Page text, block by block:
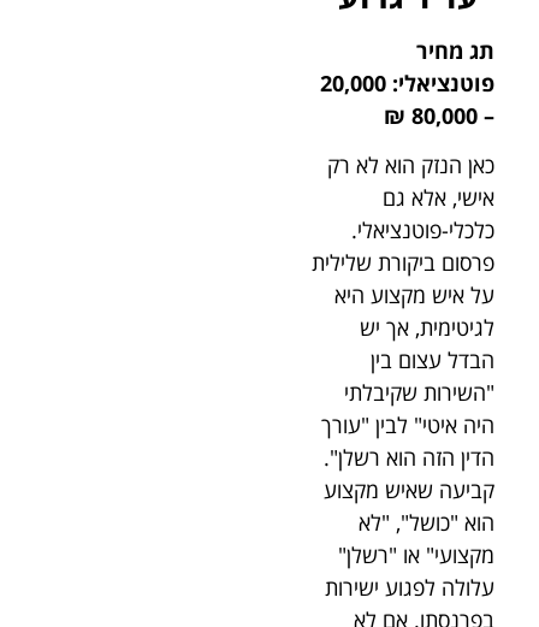
תג מחיר
פוטנציאלי: 20,000
– 80,000 ₪
כאן הנזק הוא לא רק
אישי, אלא גם
כלכלי-פוטנציאלי.
פרסום ביקורת שלילית
על איש מקצוע היא
לגיטימית, אך יש
הבדל עצום בין
"השירות שקיבלתי
היה איטי" לבין "עורך
הדין הזה הוא רשלן".
קביעה שאיש מקצוע
הוא "כושל", "לא
מקצועי" או "רשלן"
עלולה לפגוע ישירות
בפרנסתו. אם לא